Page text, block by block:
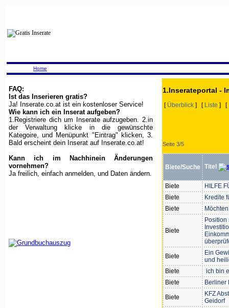
Home
FAQ:
Ist das Inserieren gratis?
Ja! Inserate.co.at ist ein kostenloser Service!
Wie kann ich ein Inserat aufgeben?
1.Registriere dich um Inserate aufzugeben. 2.in
der Verwaltung klicke in die gewünschte
Kategoire, und Menüpunkt "Eintrag" klicken, 3.
Bald erscheint dein Inserat auf Inserate.co.at!
Kann ich im Nachhinein Änderungen
vornehmen?
Ja freilich, einfach anmelden, und Daten ändern.
1.Inserateportal -
[ Überblick ] [ Liste ] [
Seite 3/5
Biete/Suche Titel
Biete
HILFE
Biete
Kredite
Biete
Biete
Biete
Ein
und
Biete
ich bin
Biete
Berliner
Biete
KFZ
Geidorf